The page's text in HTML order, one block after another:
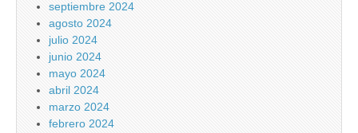
septiembre 2024
agosto 2024
julio 2024
junio 2024
mayo 2024
abril 2024
marzo 2024
febrero 2024